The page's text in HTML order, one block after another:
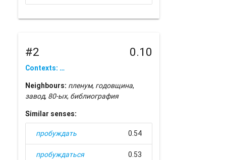
#2 0.10
Contexts: …
Neighbours: пленум, годовщина,
завод, 80-ых, библиография
Similar senses:
пробуждать 0.54
пробуждаться 0.53